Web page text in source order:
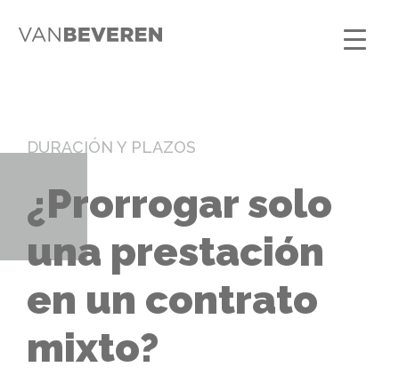
DURACIÓN Y PLAZOS
¿Prorrogar solo
una prestación
en un contrato
mixto?